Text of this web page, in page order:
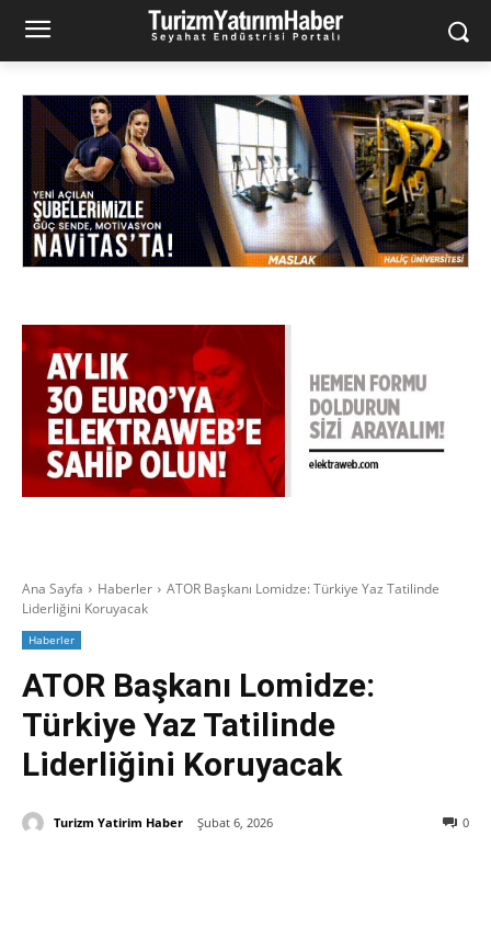
Ana Sayfa Haberler
ATOR Başkanı Lomidze: Türkiye Yaz Tatilinde
Liderliğini Koruyacak
Haberler
ATOR Başkanı Lomidze:
Türkiye Yaz Tatilinde
Liderliğini Koruyacak
0
Turizm Yatirim Haber Şubat 6, 2026